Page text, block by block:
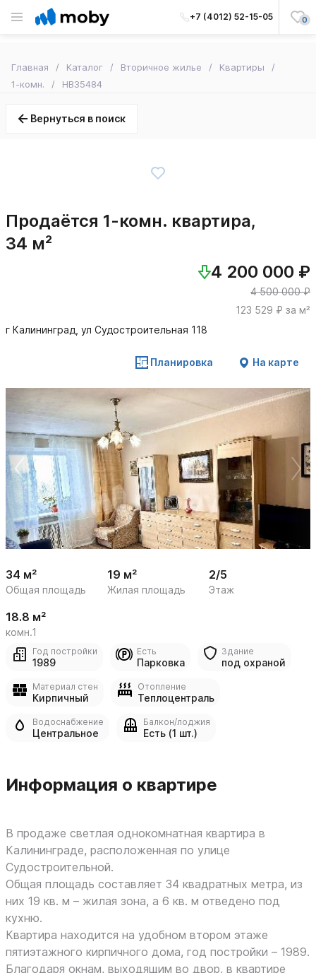
+7 (4012) 52-15-05 0
Главная Каталог Вторичное жилье
Квартиры
1-комн.
HB35484
Вернуться в поиск
Продаётся 1-комн. квартира,
34 м²
4 200 000 ₽
4 500 000 ₽
123 529 ₽ за м²
г Калининград, ул Судостроительная 118
Планировка На карте
1
/
11
34 м²
Общая площадь
19 м²
Жилая площадь
2/5
Этаж
18.8 м²
комн.1
Год постройки
1989
Есть
Парковка
Здание
под охраной
Материал стен
Кирпичный
Отопление
Теплоцентраль
Водоснабжение
Центральное
Балкон/лоджия
Есть (1 шт.)
Информация о квартире
В продаже светлая однокомнатная квартира в
Калининграде, расположенная по улице
Судостроительной.
Общая площадь составляет 34 квадратных метра, из
них 19 кв. м – жилая зона, а 6 кв. м отведено под
кухню.
Квартира находится на удобном втором этаже
пятиэтажного кирпичного дома, год постройки – 1989.
Благодаря окнам, выходящим во двор, в квартире